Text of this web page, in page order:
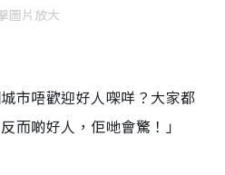
圖片放大
市唔歡迎好人㗎咩？大家都
而啲好人，佢哋會驚！」